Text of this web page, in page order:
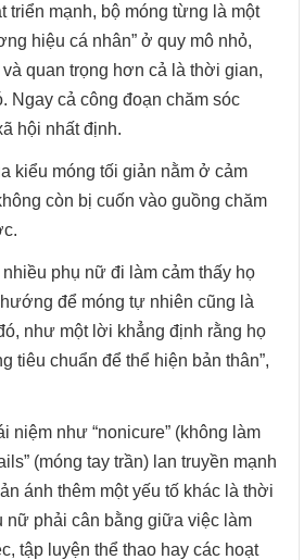
triển mạnh, bộ móng từng là một
hiệu cá nhân” ở quy mô nhỏ,
quan trọng hơn cả là thời gian,
Ngay cả công đoạn chăm sóc
hội nhất định.
kiểu móng tối giản nằm ở cảm
còn bị cuốn vào guồng chăm
phụ nữ đi làm cảm thấy họ
hướng để móng tự nhiên cũng là
như một lời khẳng định rằng họ
tiêu chuẩn để thể hiện bản thân”,
niệm như “nonicure” (không làm
(móng tay trần) lan truyền mạnh
ánh thêm một yếu tố khác là thời
nữ phải cân bằng giữa việc làm
tập luyện thể thao hay các hoạt